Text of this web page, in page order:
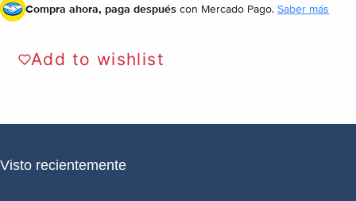
Compra ahora, paga después con Mercado Pago. Saber más
Add to wishlist
Visto recientemente